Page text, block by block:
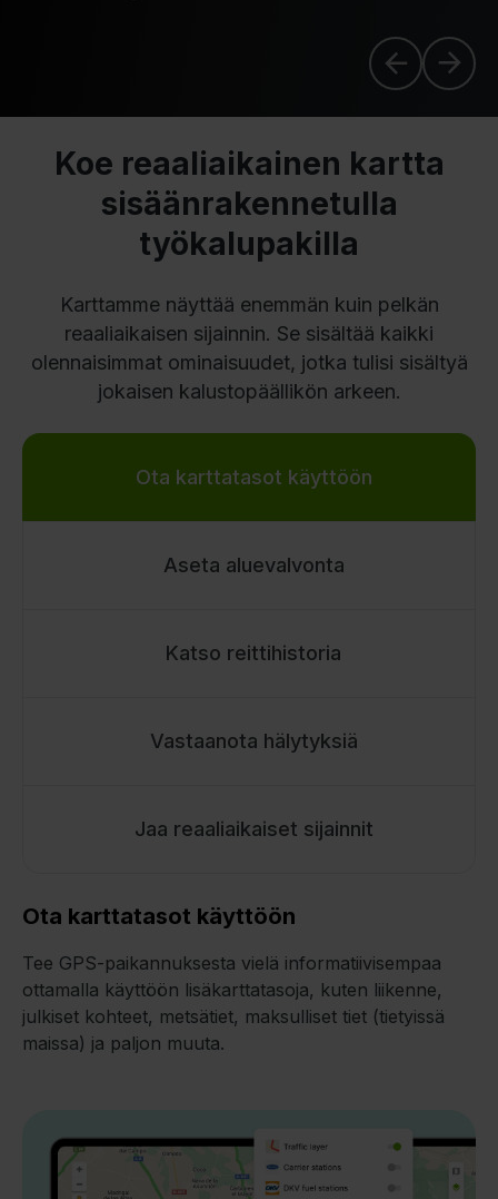
Koe reaaliaikainen kartta
sisäänrakennetulla
työkalupakilla
Karttamme näyttää enemmän kuin pelkän
reaaliaikaisen sijainnin. Se sisältää kaikki
olennaisimmat ominaisuudet, jotka tulisi sisältyä
jokaisen kalustopäällikön arkeen.
Ota karttatasot käyttöön
Aseta aluevalvonta
Katso reittihistoria
Vastaanota hälytyksiä
Jaa reaaliaikaiset sijainnit
Ota karttatasot käyttöön
Tee GPS-paikannuksesta vielä informatiivisempaa
ottamalla käyttöön lisäkarttatasoja, kuten liikenne,
julkiset kohteet, metsätiet, maksulliset tiet (tietyissä
maissa) ja paljon muuta.